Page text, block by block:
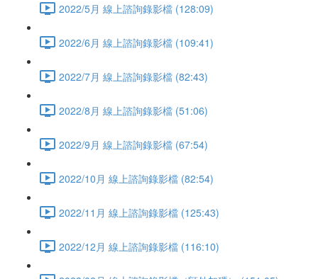
2022/5月 線上諮詢錄影檔 (128:09)
2022/6月 線上諮詢錄影檔 (109:41)
2022/7月 線上諮詢錄影檔 (82:43)
2022/8月 線上諮詢錄影檔 (51:06)
2022/9月 線上諮詢錄影檔 (67:54)
2022/10月 線上諮詢錄影檔 (82:54)
2022/11月 線上諮詢錄影檔 (125:43)
2022/12月 線上諮詢錄影檔 (116:10)